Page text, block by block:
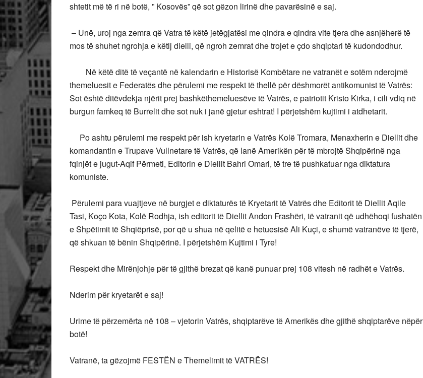
shtetit më të ri në botë, ” Kosovës” që sot gëzon lirinë dhe pavarësinë e saj.
– Unë, uroj nga zemra që Vatra të këtë jetëgjatësi me qindra e qindra vite tjera dhe asnjëherë të
mos të shuhet ngrohja e këtij dielli, që ngroh zemrat dhe trojet e çdo shqiptari të kudondodhur.
Në këtë ditë të veçantë në kalendarin e Historisë Kombëtare ne vatranët e sotëm nderojmë
themeluesit e Federatës dhe përulemi me respekt të thellë për dëshmorët antikomunist të Vatrës:
Sot është ditëvdekja njërit prej bashkëthemeluesëve të Vatrës, e patriotit Kristo Kirka, i cili vdiq në
burgun famkeq të Burrelit dhe sot nuk i janë gjetur eshtrat! I përjetshëm kujtimi i atdhetarit.
Po ashtu përulemi me respekt për ish kryetarin e Vatrës Kolë Tromara, Menaxherin e Diellit dhe
komandantin e Trupave Vullnetare të Vatrës, që lanë Amerikën për të mbrojtë Shqipërinë nga
fqinjët e jugut-Aqif Përmeti, Editorin e Diellit Bahri Omari, të tre të pushkatuar nga diktatura
komuniste.
Përulemi para vuajtjeve në burgjet e diktaturës të Kryetarit të Vatrës dhe Editorit të Diellit Aqile
Tasi, Koço Kota, Kolë Rodhja, ish editorit të Diellit Andon Frashëri, të vatranit që udhëhoqi fushatën
e Shpëtimit të Shqiëprisë, por që u shua në qelitë e hetuesisë Ali Kuçi, e shumë vatranëve të tjerë,
që shkuan të bënin Shqipërinë. I përjetshëm Kujtimi i Tyre!
Respekt dhe Mirënjohje për të gjithë brezat që kanë punuar prej 108 vitesh në radhët e Vatrës.
Nderim për kryetarët e saj!
Urime të përzemërta në 108 – vjetorin Vatrës, shqiptarëve të Amerikës dhe gjithë shqiptarëve nëpër
botë!
Vatranë, ta gëzojmë FESTËN e Themelimit të VATRËS!